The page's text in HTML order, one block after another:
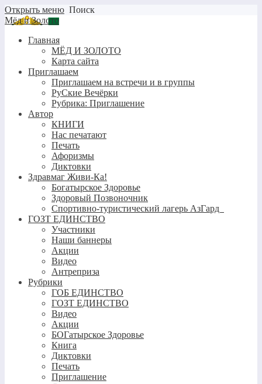
Открыть меню Поиск
Мёд и Золото
Главная
МЁД И ЗОЛОТО
Карта сайта
Приглашаем
Приглашаем на встречи и в группы
РуСкие Вечёрки
Рубрика: Приглашение
Автор
КНИГИ
Нас печатают
Печать
Афоризмы
Диктовки
Здравмаг Живи-Ка!
Богатырское Здоровье
Здоровый Позвоночник
Спортивно-туристический лагерь АзГард
ГОЗТ ЕДИНСТВО
Участники
Наши баннеры
Акции
Видео
Антреприза
Рубрики
ГОБ ЕДИНСТВО
ГОЗТ ЕДИНСТВО
Видео
Акции
БОГатырское Здоровье
Книга
Диктовки
Печать
Приглашение